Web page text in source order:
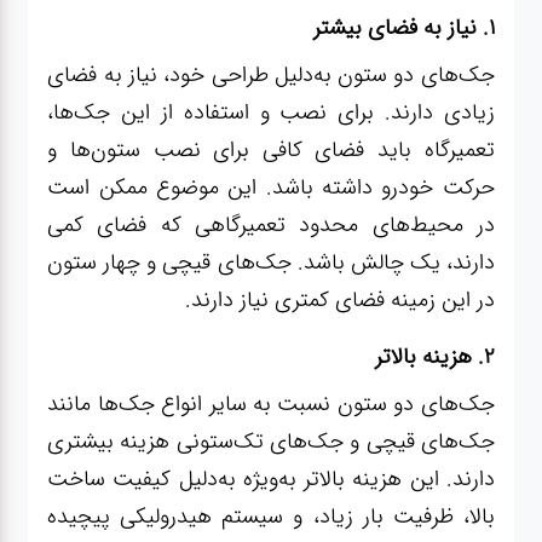
۱. نیاز به فضای بیشتر
جک‌های دو ستون به‌دلیل طراحی خود، نیاز به فضای
زیادی دارند. برای نصب و استفاده از این جک‌ها،
تعمیرگاه باید فضای کافی برای نصب ستون‌ها و
حرکت خودرو داشته باشد. این موضوع ممکن است
در محیط‌های محدود تعمیرگاهی که فضای کمی
دارند، یک چالش باشد. جک‌های قیچی و چهار ستون
در این زمینه فضای کمتری نیاز دارند.
۲. هزینه بالاتر
جک‌های دو ستون نسبت به سایر انواع جک‌ها مانند
جک‌های قیچی و جک‌های تک‌ستونی هزینه بیشتری
دارند. این هزینه بالاتر به‌ویژه به‌دلیل کیفیت ساخت
بالا، ظرفیت بار زیاد، و سیستم هیدرولیکی پیچیده